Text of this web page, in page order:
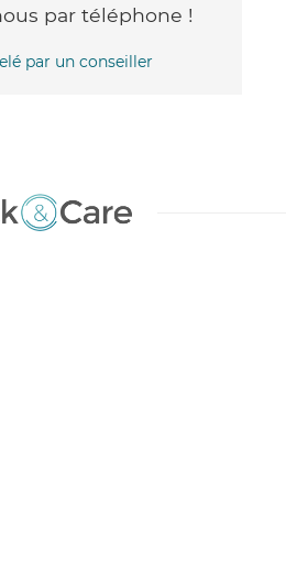
par téléphone !
par un conseiller